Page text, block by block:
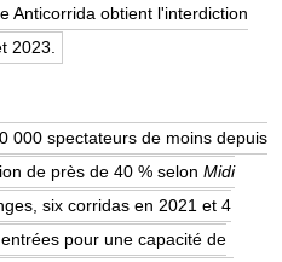
Anticorrida obtient l'interdiction
2023.
000 spectateurs de moins depuis
de près de 40 % selonMidi
six corridas en 2021 et 4
pour une capacité de